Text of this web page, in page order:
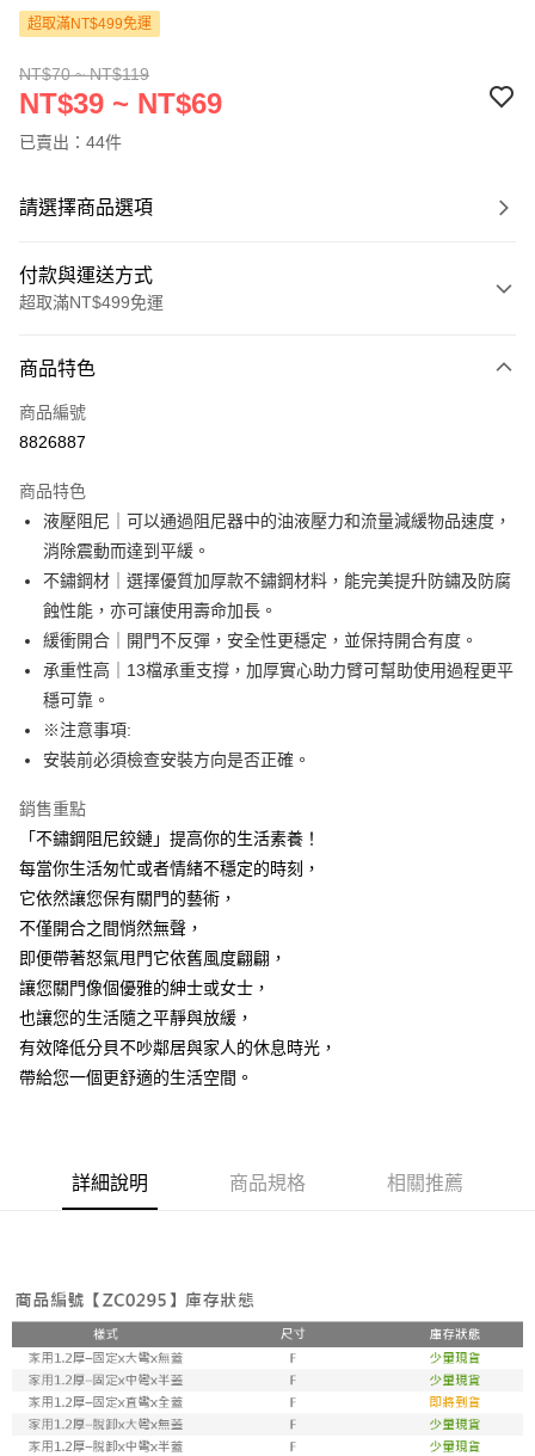
超取滿NT$499免運
NT$70 ~ NT$119
NT$39 ~ NT$69
已賣出：44件
請選擇商品選項
付款與運送方式
超取滿NT$499免運
信用卡一次付款
超商取貨付款
Apple Pay
街口支付
悠遊付
AFTEE先享後付
相關說明
【關於「AFTEE先享後付」】
AFTEE先享後付是「在收到商品之後才付款」的支付方式。 讓您購物簡單
１．簡單：不需註冊會員、不需綁卡、不需儲值。
３．安心：先確認商品／服務後，再付款。
１．於結帳方式選擇「AFTEE先享後付」後，將跳轉至「AFTEE先享後付」
結帳頁面，進行簡訊認證並確認金額後，即可完成結帳。
２．訂單成立數日內，您將收到繳費通知簡訊。
３．收到繳費通知簡訊後14天內，點擊此簡訊中的連結，可透過四大超商／
ATM／網路銀行／等多元方式進行付款，方視為交易完成。
※ 請注意：結帳手續完成當下不需立刻繳費，但若您需要取消訂單，請聯絡
後付繳納相關費用。
※ 交易是否成功請以「AFTEE先享後付 」之結帳頁面顯示為準，若有關於
是否繳費成功／繳費後需取消欲退款等相關疑問，請聯繫「AFTEE先享後付
客戶支援中心」https://netprotections.freshdesk.com/support/home
易，需依本服務之必要範圍內提供個人資料，並將交易相關給付款項請求債
任。
４．使用「AFTEE先享後付」時，將依據個別帳號之用戶狀況，依本公司即
時審查核予不同之上限額度；若仍有額度不足之情形，本公司將視審查結果
請求用戶進行身份認證。
５．嚴禁一人註冊多個帳號或使用他人資訊註冊。若發現惡意使用之情形，
恩沛科技股份有限公司將有權停止該用戶之使用額度並採取法律行動。
ATM付款
全家取貨付款
每筆NT$60，滿NT$499(含以上)免運費
7-11取貨付款
每筆NT$60，滿NT$499(含以上)免運費
7-11取貨(快速到店)
宅配
每筆NT$100，滿NT$799(含以上)免運費
商品特色
商品編號
8826887
商品特色
液壓阻尼｜可以通過阻尼器中的油液壓力和流量減緩物品速度，
消除震動而達到平緩。
不鏽鋼材｜選擇優質加厚款不鏽鋼材料，能完美提升防鏽及防腐
蝕性能，亦可讓使用壽命加長。
緩衝開合｜開門不反彈，安全性更穩定，並保持開合有度。
承重性高｜13檔承重支撐，加厚實心助力臂可幫助使用過程更平
穩可靠。
※注意事項:
安裝前必須檢查安裝方向是否正確。
銷售重點
「不鏽鋼阻尼鉸鏈」提高你的生活素養！
每當你生活匆忙或者情緒不穩定的時刻，
它依然讓您保有關門的藝術，
不僅開合之間悄然無聲，
即便帶著怒氣甩門它依舊風度翩翩，
讓您關門像個優雅的紳士或女士，
也讓您的生活隨之平靜與放緩，
有效降低分貝不吵鄰居與家人的休息時光，
帶給您一個更舒適的生活空間。
詳細說明 商品規格 相關推薦